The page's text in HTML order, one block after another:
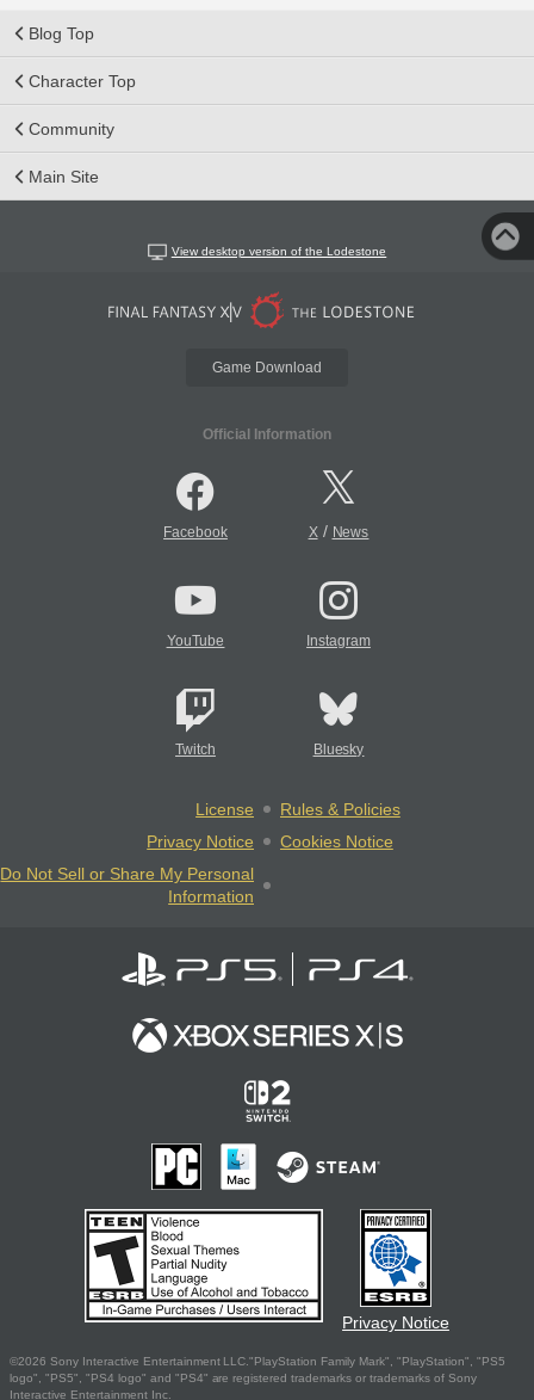
Blog Top
Character Top
Community
Main Site
View desktop version of the Lodestone
Game Download
Official Information
Facebook X/ News
YouTube Instagram
Twitch Bluesky
License
Rules & Policies
Privacy Notice
Cookies Notice
Do Not Sell or Share My Personal
Information
Privacy Notice
©2026 Sony Interactive Entertainment LLC."PlayStation Family Mark", "PlayStation", "PS5
logo", "PS5", "PS4 logo" and "PS4" are registered trademarks or trademarks of Sony
Interactive Entertainment Inc.